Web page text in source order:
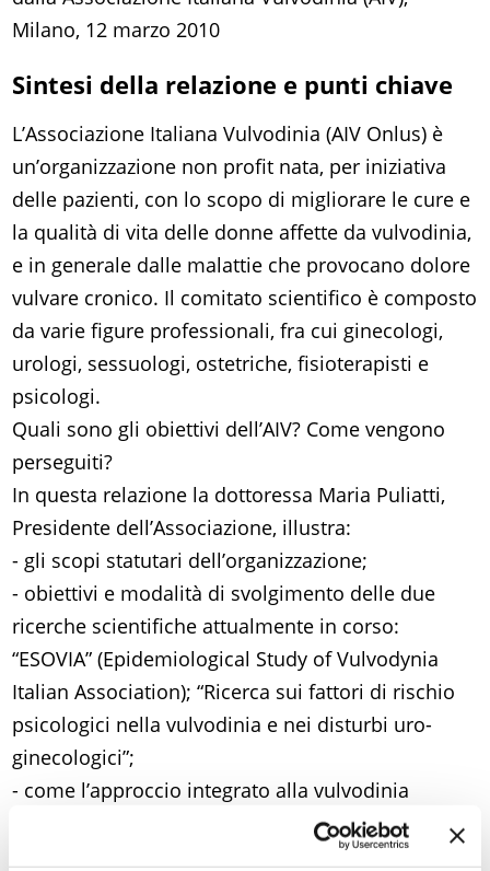
Milano, 12 marzo 2010
Sintesi della relazione e punti chiave
L’Associazione Italiana Vulvodinia (AIV Onlus) è
un’organizzazione non profit nata, per iniziativa
delle pazienti, con lo scopo di migliorare le cure e
la qualità di vita delle donne affette da vulvodinia,
e in generale dalle malattie che provocano dolore
vulvare cronico. Il comitato scientifico è composto
da varie figure professionali, fra cui ginecologi,
urologi, sessuologi, ostetriche, fisioterapisti e
psicologi.
Quali sono gli obiettivi dell’AIV? Come vengono
perseguiti?
In questa relazione la dottoressa Maria Puliatti,
Presidente dell’Associazione, illustra:
- gli scopi statutari dell’organizzazione;
- obiettivi e modalità di svolgimento delle due
ricerche scientifiche attualmente in corso:
“ESOVIA” (Epidemiological Study of Vulvodynia
Italian Association); “Ricerca sui fattori di rischio
psicologici nella vulvodinia e nei disturbi uro-
ginecologici”;
- come l’approccio integrato alla vulvodinia
sviluppato dall’AIV sia in linea con le indicazioni
della più recente e autorevole letteratura